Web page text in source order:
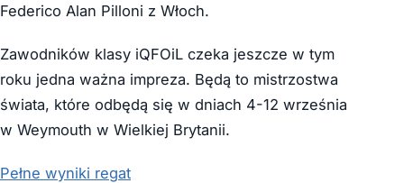
Federico Alan Pilloni z Włoch.
Zawodników klasy iQFOiL czeka jeszcze w tym
roku jedna ważna impreza. Będą to mistrzostwa
świata, które odbędą się w dniach 4-12 września
w Weymouth w Wielkiej Brytanii.
Pełne wyniki regat